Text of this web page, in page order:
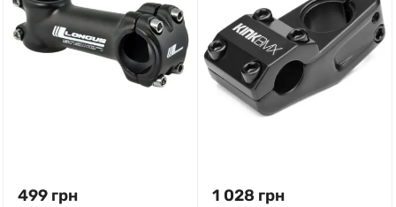
499 грн 1 028 грн